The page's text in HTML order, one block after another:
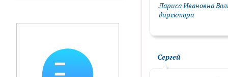
Лариса Ивановна
директора
Сергей